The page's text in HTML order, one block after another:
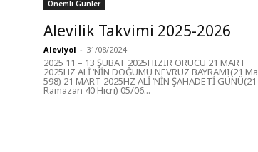
Önemli Günler
Alevilik Takvimi 2025-2026
Aleviyol - 31/08/2024
2025 11 – 13 ŞUBAT 2025HIZIR ORUCU 21 MART
2025HZ ALİ ‘NİN DOĞUMU NEVRUZ BAYRAMI(21
598) 21 MART 2025HZ ALİ ‘NİN ŞAHADETİ GÜNÜ(21
Ramazan 40 Hicri) 05/06...